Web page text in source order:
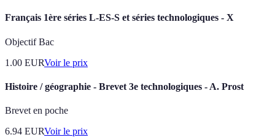
Français 1ère séries L-ES-S et séries technologiques - X
Objectif Bac
1.00 EURVoir le prix
Histoire / géographie - Brevet 3e technologiques - A. Prost
Brevet en poche
6.94 EURVoir le prix